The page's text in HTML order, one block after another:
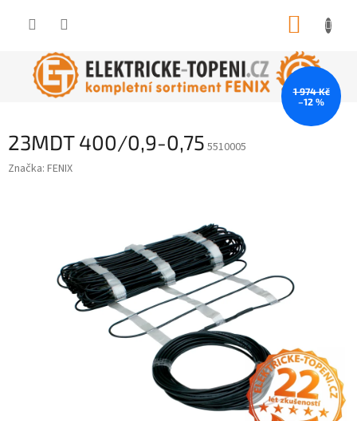
23MDT 400/0,9-0,75 5510005
Značka: FENIX
1 974 Kč
–12 %